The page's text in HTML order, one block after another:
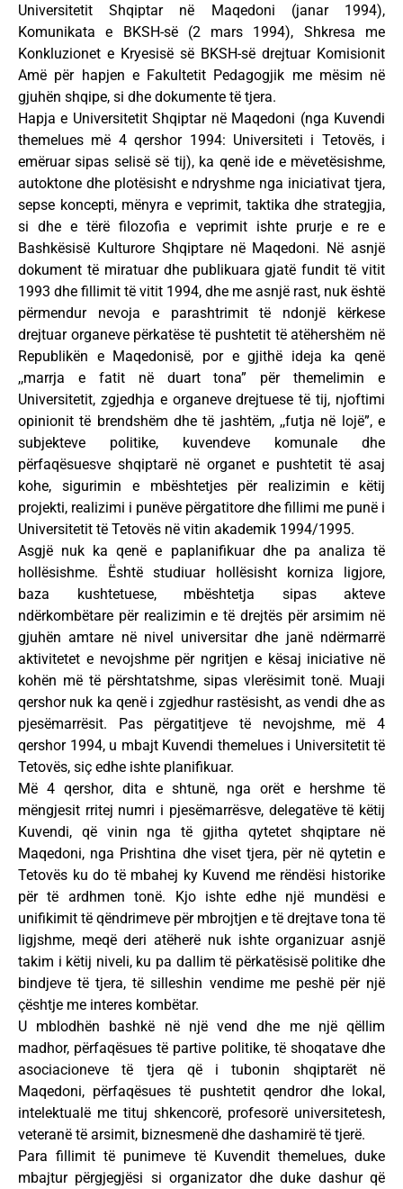
Universitetit Shqiptar në Maqedoni (janar 1994),
Komunikata e BKSH-së (2 mars 1994), Shkresa me
Konkluzionet e Kryesisë së BKSH-së drejtuar Komisionit
Amë për hapjen e Fakultetit Pedagogjik me mësim në
gjuhën shqipe, si dhe dokumente të tjera.
Hapja e Universitetit Shqiptar në Maqedoni (nga Kuvendi
themelues më 4 qershor 1994: Universiteti i Tetovës, i
emëruar sipas selisë së tij), ka qenë ide e mëvetësishme,
autoktone dhe plotësisht e ndryshme nga iniciativat tjera,
sepse koncepti, mënyra e veprimit, taktika dhe strategjia,
si dhe e tërë filozofia e veprimit ishte prurje e re e
Bashkësisë Kulturore Shqiptare në Maqedoni. Në asnjë
dokument të miratuar dhe publikuara gjatë fundit të vitit
1993 dhe fillimit të vitit 1994, dhe me asnjë rast, nuk është
përmendur nevoja e parashtrimit të ndonjë kërkese
drejtuar organeve përkatëse të pushtetit të atëhershëm në
Republikën e Maqedonisë, por e gjithë ideja ka qenë
,,marrja e fatit në duart tona” për themelimin e
Universitetit, zgjedhja e organeve drejtuese të tij, njoftimi
opinionit të brendshëm dhe të jashtëm, ,,futja në lojë”, e
subjekteve politike, kuvendeve komunale dhe
përfaqësuesve shqiptarë në organet e pushtetit të asaj
kohe, sigurimin e mbështetjes për realizimin e këtij
projekti, realizimi i punëve përgatitore dhe fillimi me punë i
Universitetit të Tetovës në vitin akademik 1994/1995.
Asgjë nuk ka qenë e paplanifikuar dhe pa analiza të
hollësishme. Është studiuar hollësisht korniza ligjore,
baza kushtetuese, mbështetja sipas akteve
ndërkombëtare për realizimin e të drejtës për arsimim në
gjuhën amtare në nivel universitar dhe janë ndërmarrë
aktivitetet e nevojshme për ngritjen e kësaj iniciative në
kohën më të përshtatshme, sipas vlerësimit tonë. Muaji
qershor nuk ka qenë i zgjedhur rastësisht, as vendi dhe as
pjesëmarrësit. Pas përgatitjeve të nevojshme, më 4
qershor 1994, u mbajt Kuvendi themelues i Universitetit të
Tetovës, siç edhe ishte planifikuar.
Më 4 qershor, dita e shtunë, nga orët e hershme të
mëngjesit rritej numri i pjesëmarrësve, delegatëve të këtij
Kuvendi, që vinin nga të gjitha qytetet shqiptare në
Maqedoni, nga Prishtina dhe viset tjera, për në qytetin e
Tetovës ku do të mbahej ky Kuvend me rëndësi historike
për të ardhmen tonë. Kjo ishte edhe një mundësi e
unifikimit të qëndrimeve për mbrojtjen e të drejtave tona të
ligjshme, meqë deri atëherë nuk ishte organizuar asnjë
takim i këtij niveli, ku pa dallim të përkatësisë politike dhe
bindjeve të tjera, të silleshin vendime me peshë për një
çështje me interes kombëtar.
U mblodhën bashkë në një vend dhe me një qëllim
madhor, përfaqësues të partive politike, të shoqatave dhe
asociacioneve të tjera që i tubonin shqiptarët në
Maqedoni, përfaqësues të pushtetit qendror dhe lokal,
intelektualë me tituj shkencorë, profesorë universitetesh,
veteranë të arsimit, biznesmenë dhe dashamirë të tjerë.
Para fillimit të punimeve të Kuvendit themelues, duke
mbajtur përgjegjësi si organizator dhe duke dashur që